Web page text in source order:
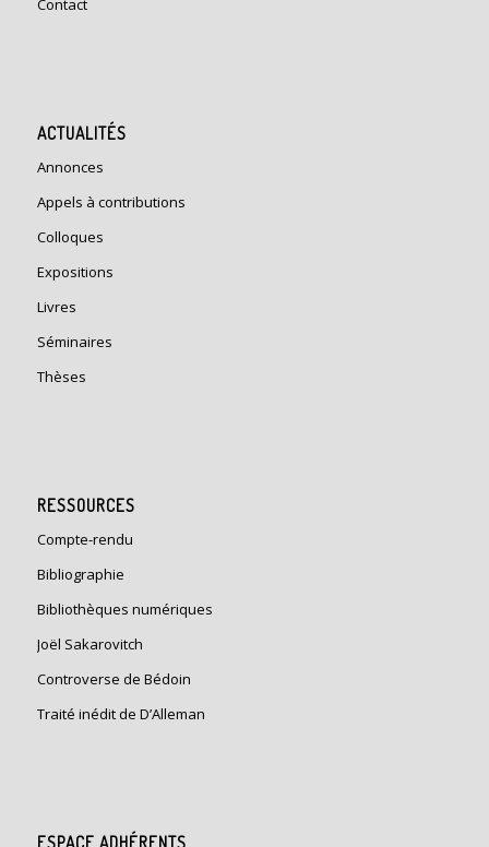
Contact
ACTUALITÉS
Annonces
Appels à contributions
Colloques
Expositions
Livres
Séminaires
Thèses
RESSOURCES
Compte-rendu
Bibliographie
Bibliothèques numériques
Joël Sakarovitch
Controverse de Bédoin
Traité inédit de D’Alleman